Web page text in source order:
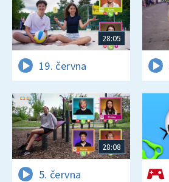
28:05
19. června
28:08
5. června